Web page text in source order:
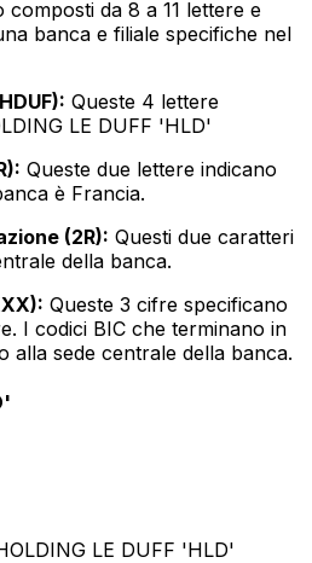
da 8 a 11 lettere e
banca e filiale specifiche nel
Queste 4 lettere
LE DUFF 'HLD'
Queste due lettere indicano
è Francia.
(2R): Questi due caratteri
della banca.
Queste 3 cifre specificano
I codici BIC che terminano in
alla sede centrale della banca.
LE DUFF 'HLD'